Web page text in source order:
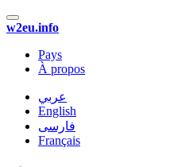
w2eu.info
Pays
À propos
عربي
English
فارسی
Français